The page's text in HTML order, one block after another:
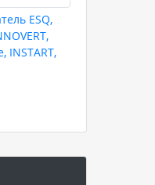
ESQ,
INSTART,